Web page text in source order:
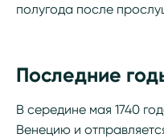
полугода после
Последние
В середине мая 1740
Венецию и